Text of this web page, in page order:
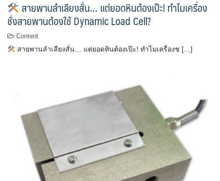
สายพานลำเลียงสั่น… แต่ยอดหินต้องเป๊ะ! ทำไมเครื่อง
ชั่งสายพานต้องใช้ Dynamic Load Cell?
Content
สายพานลำเลียงสั่น… แต่ยอดหินต้องเป๊ะ! ทำไมเครื่องช […]